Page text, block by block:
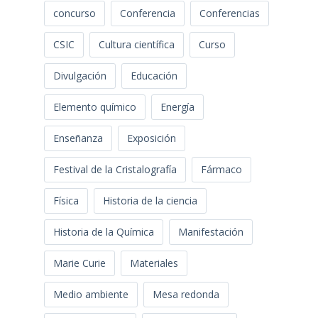
concurso Conferencia Conferencias
CSIC Cultura científica Curso
Divulgación Educación
Elemento químico Energía
Enseñanza Exposición
Festival de la Cristalografía Fármaco
Física Historia de la ciencia
Historia de la Química Manifestación
Marie Curie Materiales
Medio ambiente Mesa redonda